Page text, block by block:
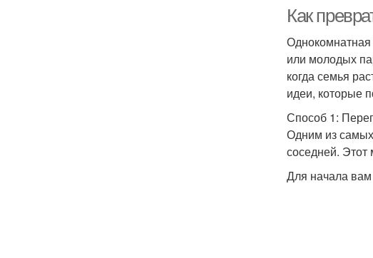
Как
Однокомнатная
или молодых
когда семья
идеи, которые
Способ 1:
Одним из
соседней. Этот
Для начала